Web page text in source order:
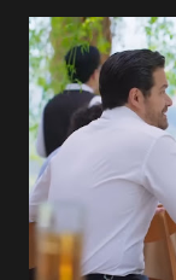
permanecer
ama, o que não é
se aprimorar,
ser a primeira
universidade. Ela
muito madura
empática.
teimosa e muito